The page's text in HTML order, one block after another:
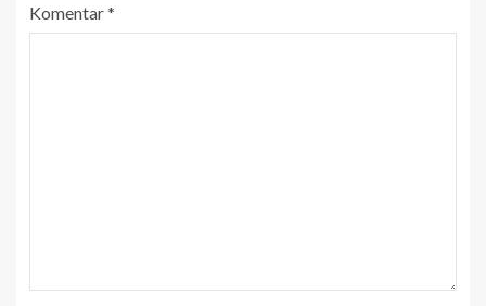
Komentar*